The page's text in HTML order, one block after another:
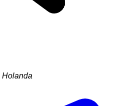
Holanda